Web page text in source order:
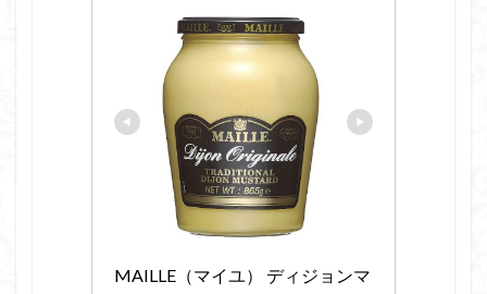
MAILLE（マイユ） ディジョンマ